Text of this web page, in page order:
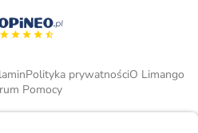
Polityka prywatnościO Limango
Pomocy